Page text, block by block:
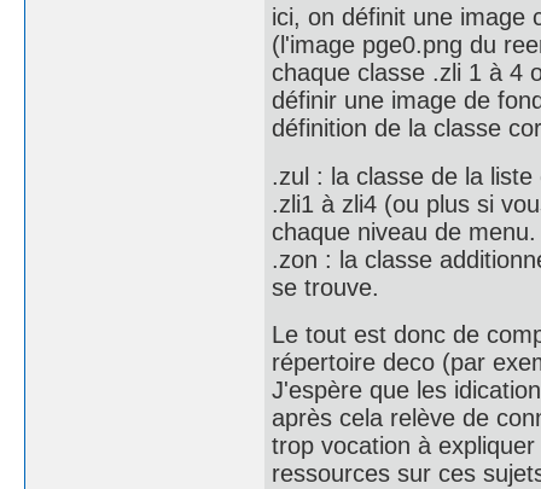
ici, on définit une image
(l'image pge0.png du
chaque classe .zli 1 à 4
définir une image de
définition de la classe
.zul : la classe de la
.zli1 à zli4 (ou plus si
chaque niveau de menu.
.zon : la classe
se trouve.
Le tout est donc de
répertoire deco (par
J'espère que les
après cela relève de
trop vocation à
ressources sur ces